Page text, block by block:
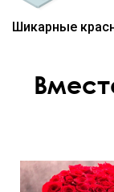
Шикарные